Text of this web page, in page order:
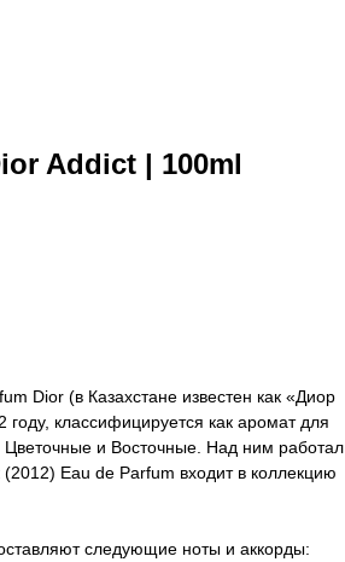
Addict | 100ml
Dior (в Казахстане известен как «Диор
классифицируется как аромат для
и Восточные. Над ним работал
Eau de Parfum входит в коллекцию
следующие ноты и аккорды: